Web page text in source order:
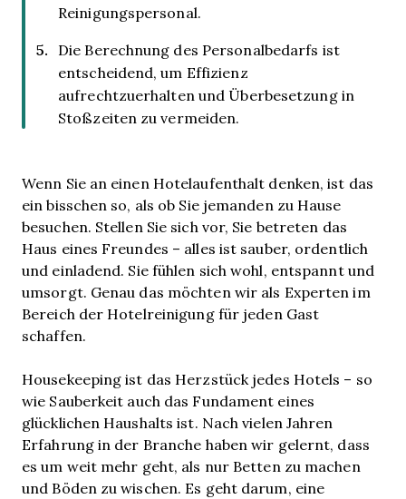
Reinigungspersonal.
Die Berechnung des Personalbedarfs ist
entscheidend, um Effizienz
aufrechtzuerhalten und Überbesetzung in
Stoßzeiten zu vermeiden.
Wenn Sie an einen Hotelaufenthalt denken, ist das
ein bisschen so, als ob Sie jemanden zu Hause
besuchen. Stellen Sie sich vor, Sie betreten das
Haus eines Freundes – alles ist sauber, ordentlich
und einladend. Sie fühlen sich wohl, entspannt und
umsorgt. Genau das möchten wir als Experten im
Bereich der Hotelreinigung für jeden Gast
schaffen.
Housekeeping ist das Herzstück jedes Hotels – so
wie Sauberkeit auch das Fundament eines
glücklichen Haushalts ist. Nach vielen Jahren
Erfahrung in der Branche haben wir gelernt, dass
es um weit mehr geht, als nur Betten zu machen
und Böden zu wischen. Es geht darum, eine